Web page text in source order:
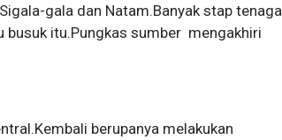
gala dan Natam.Banyak stap tenaga
busuk itu.Pungkas sumber mengakhiri
berupanya melakukan